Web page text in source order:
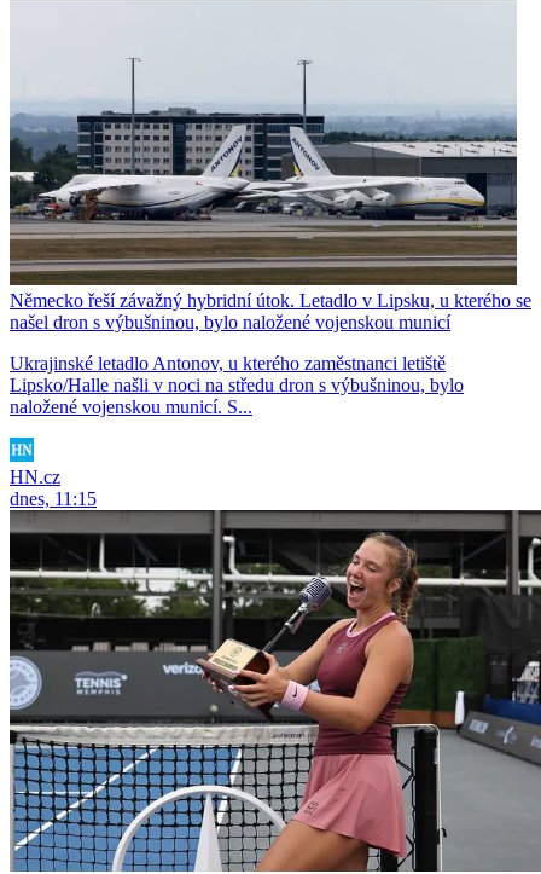
Německo řeší závažný hybridní útok. Letadlo v Lipsku, u kterého se
našel dron s výbušninou, bylo naložené vojenskou municí
Ukrajinské letadlo Antonov, u kterého zaměstnanci letiště
Lipsko/Halle našli v noci na středu dron s výbušninou, bylo
naložené vojenskou municí. S...
HN.cz
dnes, 11:15